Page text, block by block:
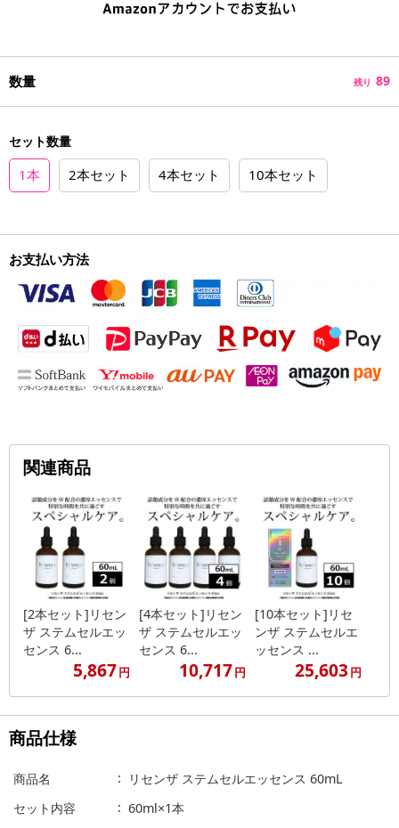
数量 残り 89
セット数量
1本 2本セット 4本セット 10本セット
お支払い方法
関連商品
[2本セット]リセン
ザ ステムセルエッ
センス 6...
5,867円
[4本セット]リセン
ザ ステムセルエッ
センス 6...
10,717円
[10本セット]リセ
ンザ ステムセルエ
ッセンス ...
25,603円
商品仕様
商品名
リセンザ ステムセルエッセンス 60mL
セット内容
60ml×1本